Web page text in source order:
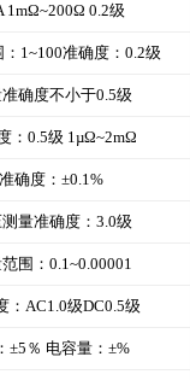
1mΩ~200Ω 0.2级
1~100准确度：0.2级
确度不小于0.5级
：0.5级 1µΩ~2mΩ
准确度：±0.1%
量准确度：3.0级
围：0.1~0.00001
：AC1.0级DC0.5级
±5％ 电容量：±%